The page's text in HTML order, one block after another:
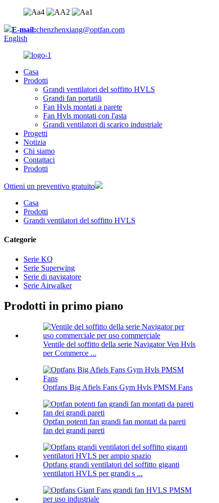
E-mail:chenzhenxiang@optfan.com
English
Casa
Prodotti
Grandi ventilatori del soffitto HVLS
Grandi fan portatili
Fan Hvls montati a parete
Fan Hvls montati con l'asta
Grandi ventilatori di scarico industriale
Progetti
Notizia
Chi siamo
Contattaci
Prodotti
Ottieni un preventivo gratuito
Casa
Prodotti
Grandi ventilatori del soffitto HVLS
Categorie
Serie KQ
Serie Superwing
Serie di navigatore
Serie Airwalker
Prodotti in primo piano
Ventile del soffitto della serie Navigator Ven Hvls
per Commerce ...
Optfans Big Afiels Fans Gym Hvls PMSM Fans
Optfan potenti fan grandi fan montati da pareti
fan dei grandi pareti
Optfans grandi ventilatori del soffitto giganti
ventilatori HVLS per grandi s ...